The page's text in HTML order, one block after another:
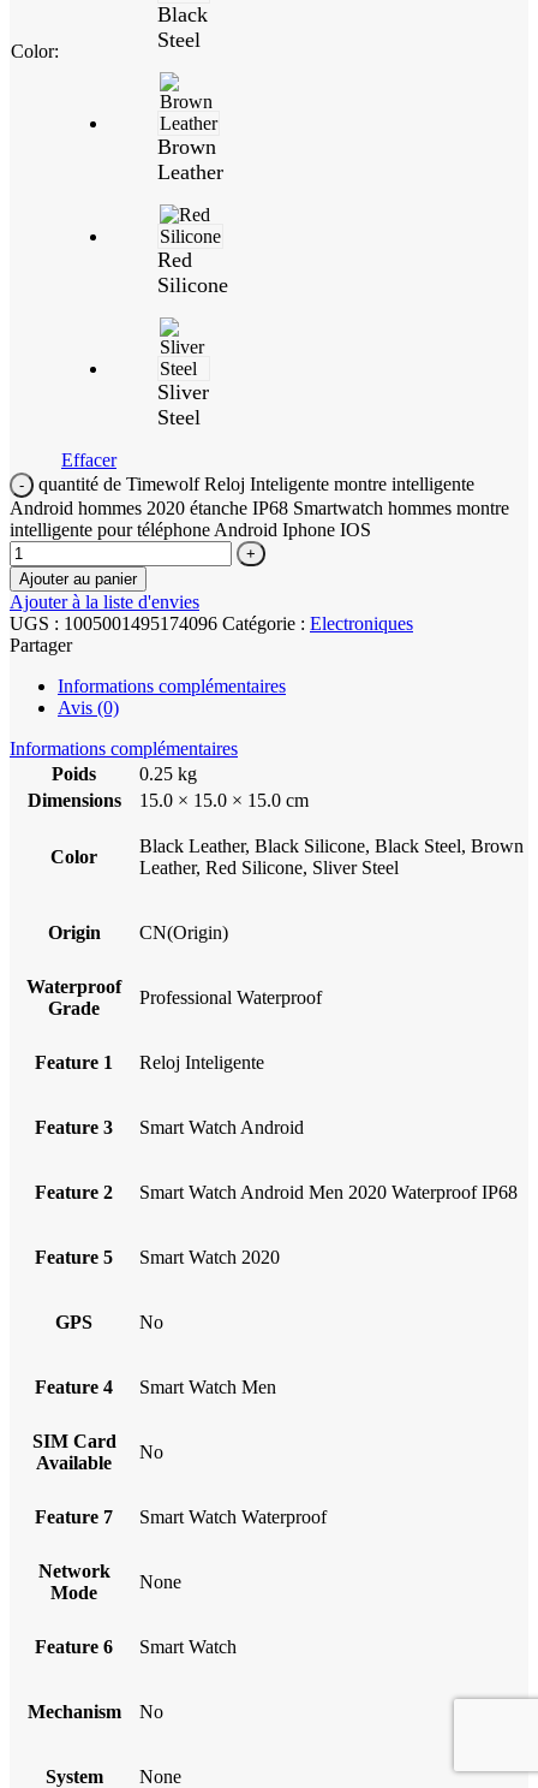
Color:
Black
Steel
Brown
Leather
Red
Silicone
Sliver
Steel
Effacer
quantité de Timewolf Reloj Inteligente montre intelligente
Android hommes 2020 étanche IP68 Smartwatch hommes montre
intelligente pour téléphone Android Iphone IOS
Ajouter au panier
Ajouter à la liste d'envies
UGS : 1005001495174096 Catégorie : Electroniques
Partager
Informations complémentaires
Avis (0)
Informations complémentaires
Poids
0.25 kg
Dimensions
15.0 × 15.0 × 15.0 cm
Color
Black Leather, Black Silicone, Black Steel, Brown
Leather, Red Silicone, Sliver Steel
Origin CN(Origin)
Waterproof
Grade
Professional Waterproof
Feature 1 Reloj Inteligente
Feature 3 Smart Watch Android
Feature 2 Smart Watch Android Men 2020 Waterproof IP68
Feature 5 Smart Watch 2020
GPS No
Feature 4 Smart Watch Men
SIM Card
Available
No
Feature 7 Smart Watch Waterproof
Network
Mode
None
Feature 6 Smart Watch
Mechanism No
System None